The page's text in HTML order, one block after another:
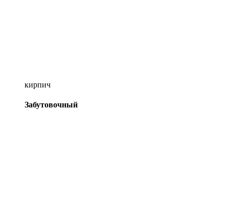
кирпич
Забутовочный